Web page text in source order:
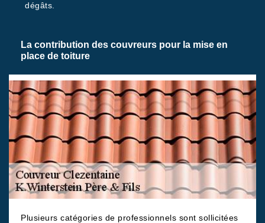
dégâts.
La contribution des couvreurs pour la mise en
place de toiture
Plusieurs catégories de professionnels sont sollicitées